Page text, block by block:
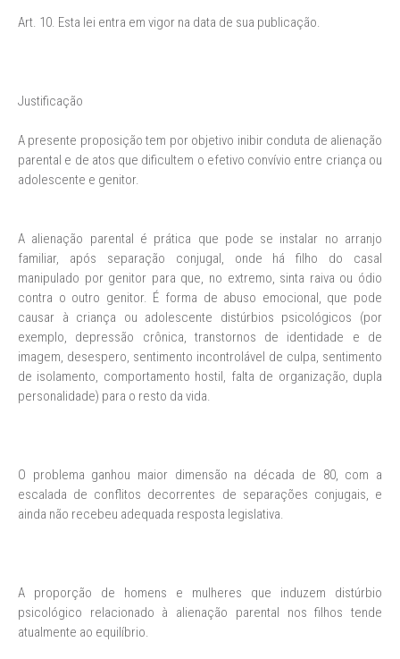
Art. 10. Esta lei entra em vigor na data de sua publicação.
Justificação
A presente proposição tem por objetivo inibir conduta de alienação
parental e de atos que dificultem o efetivo convívio entre criança ou
adolescente e genitor.
A alienação parental é prática que pode se instalar no arranjo
familiar, após separação conjugal, onde há filho do casal
manipulado por genitor para que, no extremo, sinta raiva ou ódio
contra o outro genitor. É forma de abuso emocional, que pode
causar à criança ou adolescente distúrbios psicológicos (por
exemplo, depressão crônica, transtornos de identidade e de
imagem, desespero, sentimento incontrolável de culpa, sentimento
de isolamento, comportamento hostil, falta de organização, dupla
personalidade) para o resto da vida.
O problema ganhou maior dimensão na década de 80, com a
escalada de conflitos decorrentes de separações conjugais, e
ainda não recebeu adequada resposta legislativa.
A proporção de homens e mulheres que induzem distúrbio
psicológico relacionado à alienação parental nos filhos tende
atualmente ao equilíbrio.